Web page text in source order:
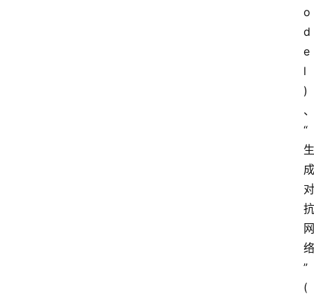
o
d
e
l
)
、
“
生
成
对
抗
网
络
”
(